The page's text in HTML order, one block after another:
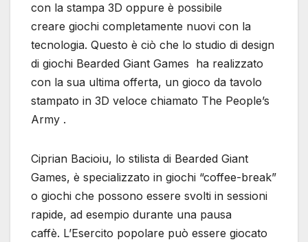
con la stampa 3D oppure è possibile
creare giochi completamente nuovi con la
tecnologia. Questo è ciò che lo studio di design
di giochi Bearded Giant Games ha realizzato
con la sua ultima offerta, un gioco da tavolo
stampato in 3D veloce chiamato The People’s
Army .
Ciprian Bacioiu, lo stilista di Bearded Giant
Games, è specializzato in giochi “coffee-break”
o giochi che possono essere svolti in sessioni
rapide, ad esempio durante una pausa
caffè. L’Esercito popolare può essere giocato